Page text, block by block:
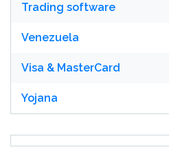
Trading software
Venezuela
Visa & MasterCard
Yojana